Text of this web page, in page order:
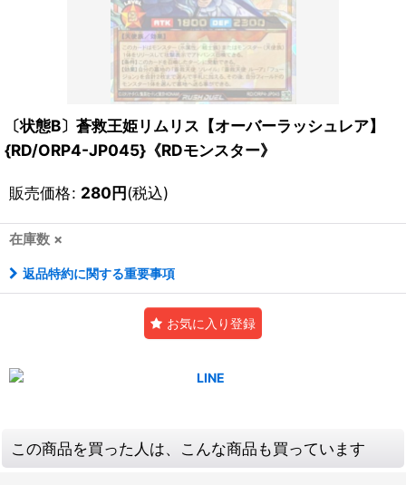
〔状態B〕蒼救王姫リムリス【オーバーラッシュレア】
{RD/ORP4-JP045}《RDモンスター》
販売価格: 280円(税込)
在庫数 ×
返品特約に関する重要事項
お気に入り登録
この商品を買った人は、こんな商品も買っています